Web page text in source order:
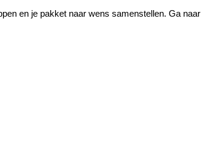
en je pakket naar wens samenstellen. Ga naar